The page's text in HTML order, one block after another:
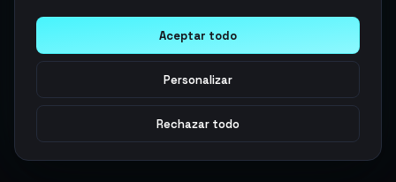
Aceptar todo
Personalizar
Rechazar todo